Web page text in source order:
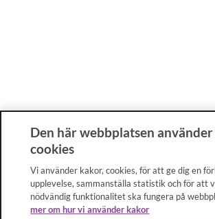
Den här webbplatsen
cookies
Vi använder kakor, cookies, för att ge dig en
upplevelse, sammanställa statistik och för att
nödvändig funktionalitet ska fungera på
mer om hur vi använder kakor